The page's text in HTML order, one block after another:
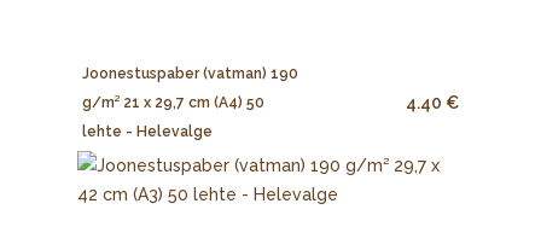
Joonestuspaber (vatman) 190
g/m² 21 x 29,7 cm (A4) 50
lehte - Helevalge
4.40 €